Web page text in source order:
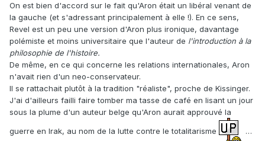
On est bien d'accord sur le fait qu'Aron était un libéral venant de
la gauche (et s'adressant principalement à elle !). En ce sens,
Revel est un peu une version d'Aron plus ironique, davantage
polémiste et moins universitaire que l'auteur de l'introduction à la
philosophie de l'histoire.
De même, en ce qui concerne les relations internationales, Aron
n'avait rien d'un neo-conservateur.
Il se rattachait plutôt à la tradition "réaliste", proche de Kissinger.
J'ai d'ailleurs failli faire tomber ma tasse de café en lisant un jour
sous la plume d'un auteur belge qu'Aron aurait approuvé la
guerre en Irak, au nom de la lutte contre le totalitarisme
…